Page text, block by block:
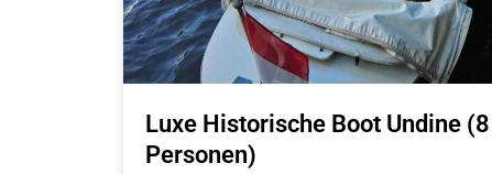
Luxe Historische Boot Undine (8
Personen)